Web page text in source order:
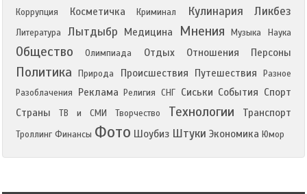
Коррупция Косметичка Криминал Кулинария Ликбез
Литература Лытдыбр Медицина Мнения Музыка Наука
Общество Олимпиада Отдых Отношения Персоны
Политика Природа Происшествия Путешествия
Разное
Разоблачения
Реклама Религия СНГ Сиськи События Спорт
Страны
ТВ и СМИ Творчество Технологии Транспорт
Троллинг Финансы Фото Шоубиз Штуки Экономика Юмор